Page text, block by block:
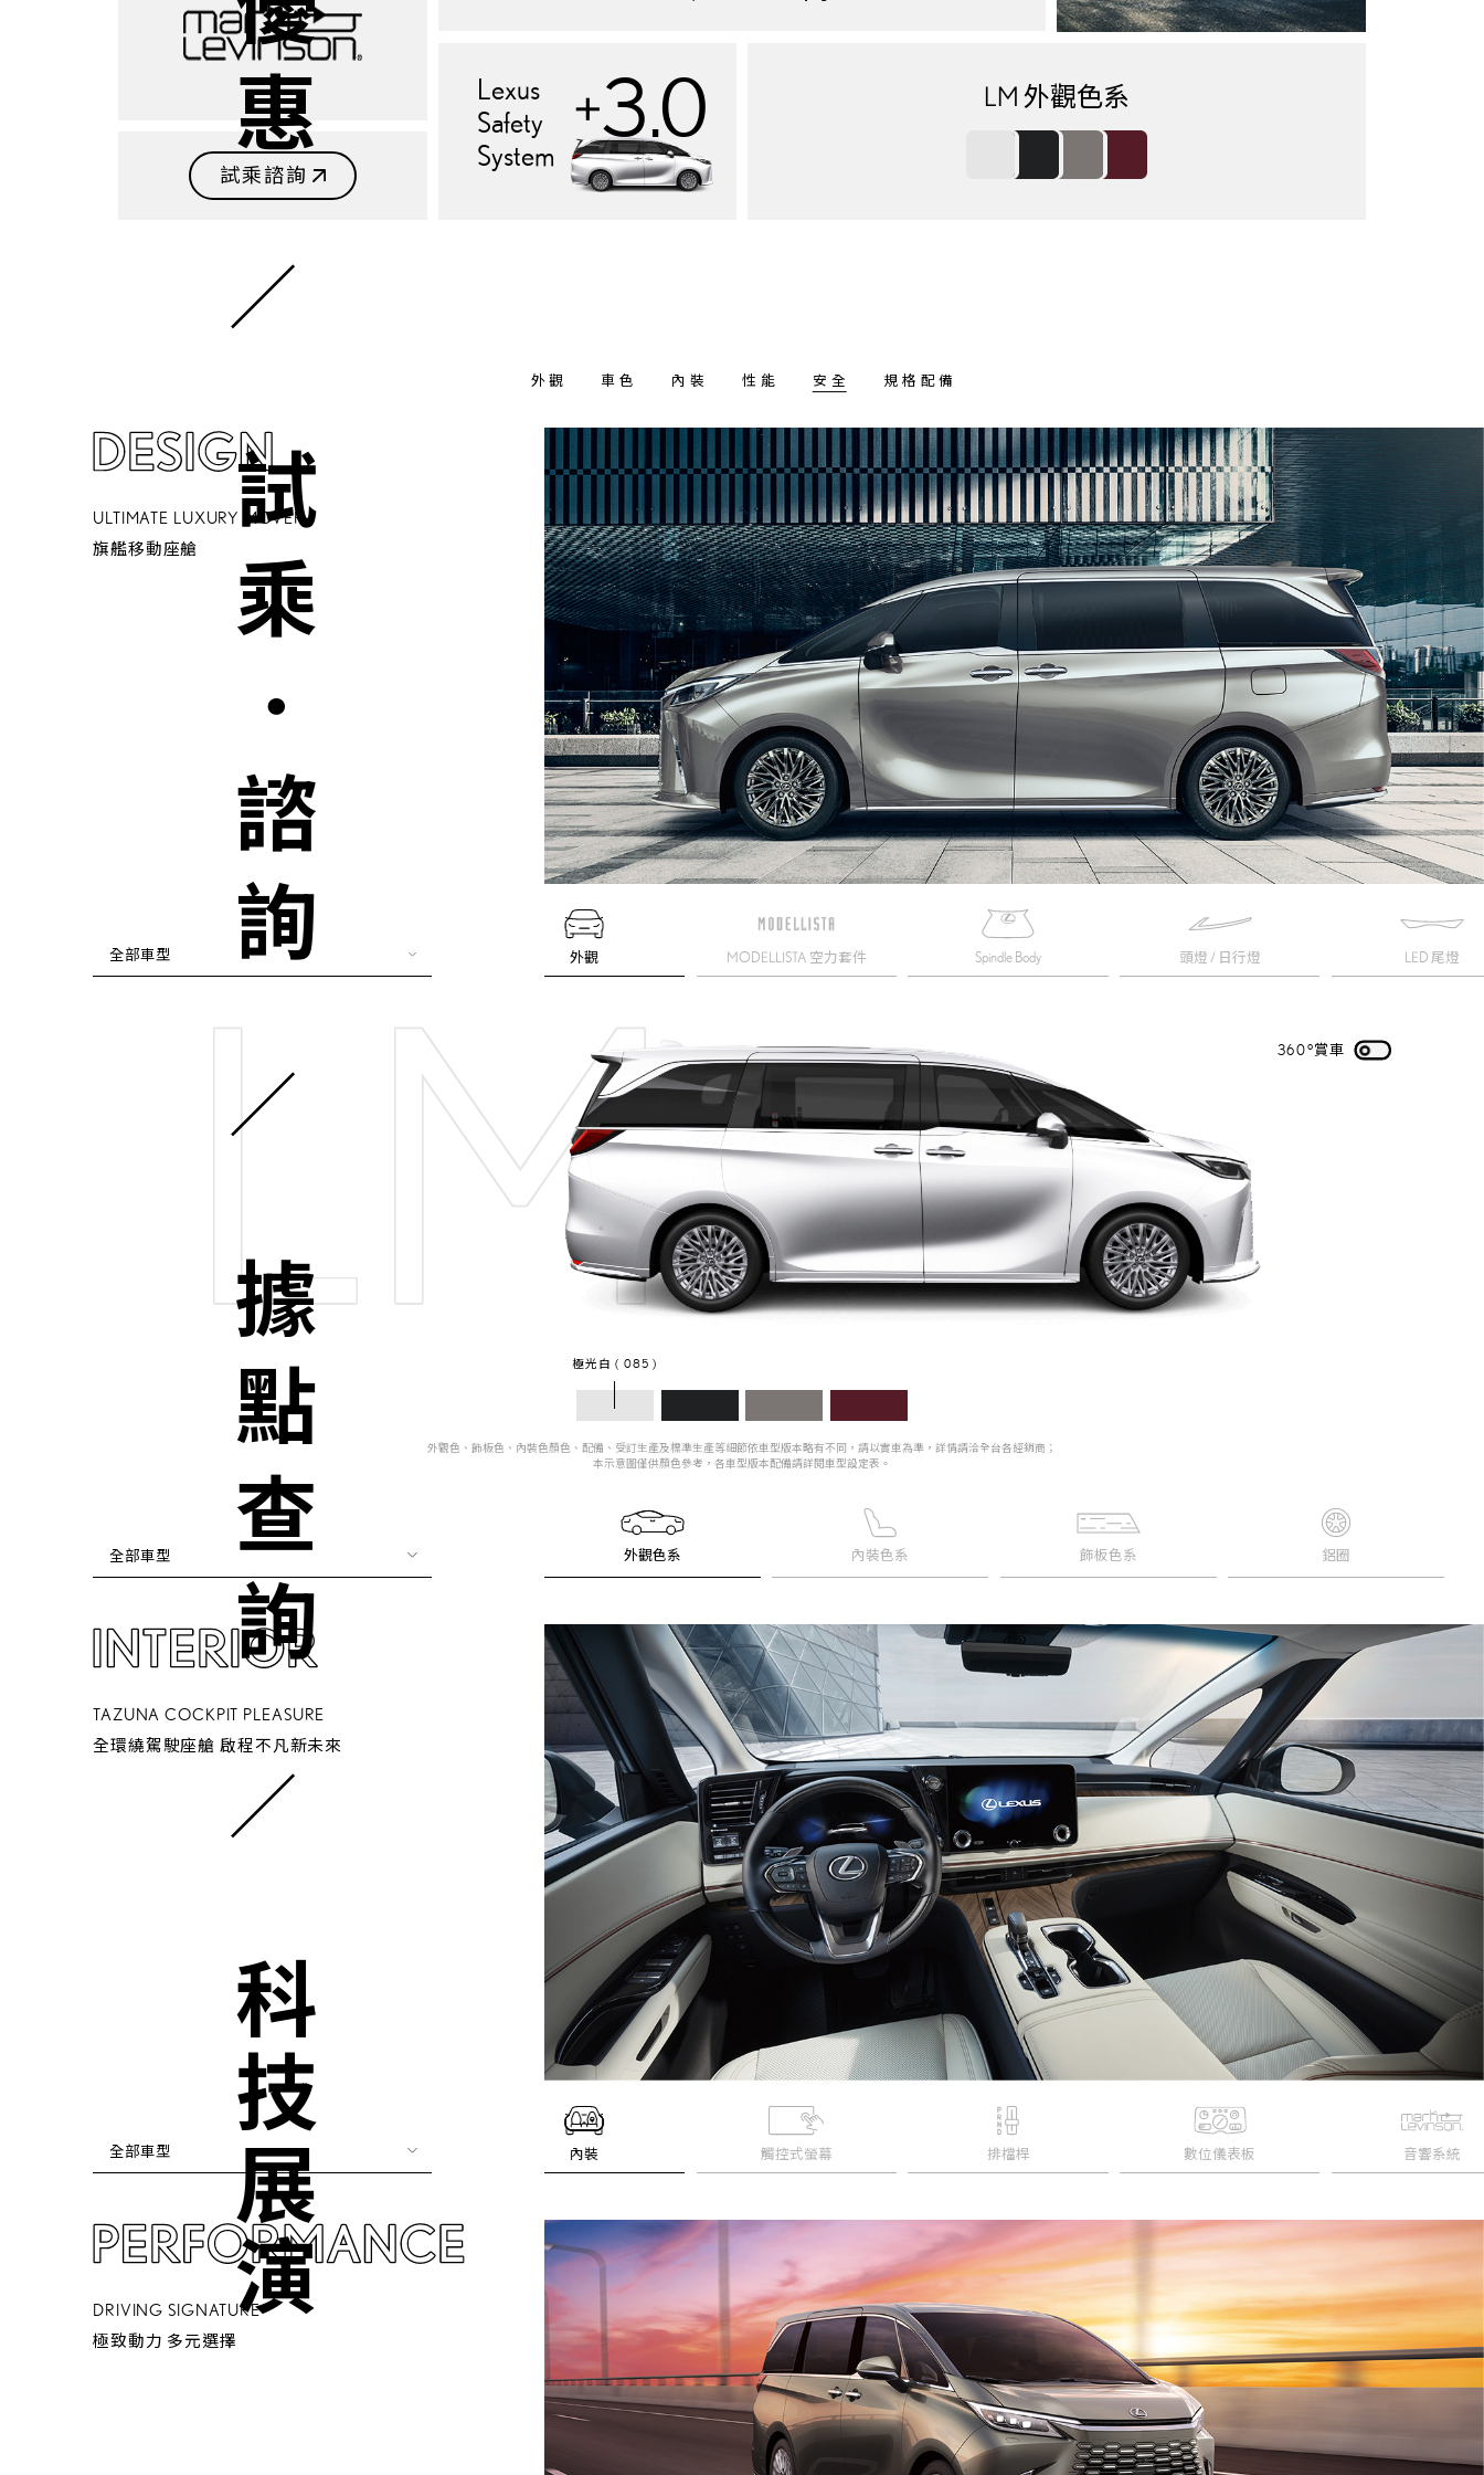
試乘諮詢
Lexus
Safety
System
+3.0 LM 外觀色系
外觀 車色 內裝 性能 安全 規格配備
全部車型 外觀 MODELLISTA 空力套件 Spindle Body 頭燈 / 日行燈 LED 尾燈
ULTIMATE LUXURY MOVER
旗艦移動座艙
全部車型 外觀色系 內裝色系 飾板色系 鋁圈
LM
極光白 ( 085 )
360°賞車
外觀色、飾板色、內裝色顏色、配備、受訂生產及標準生產等細節依車型版本略有不同，請以實車為準，詳情請洽全台各經銷商 ；
本示意圖僅供顏色參考，各車型版本配備請詳閱車型設定表。
全部車型 內裝 觸控式螢幕 排檔桿 數位儀表板 音響系統
TAZUNA COCKPIT PLEASURE
全環繞駕駛座艙 啟程不凡新未來
DRIVING SIGNATURE
極致動力 多元選擇
試乘．諮詢
據點查詢
科技展演